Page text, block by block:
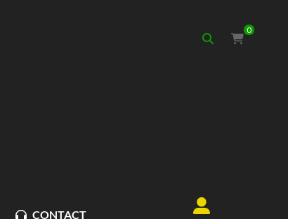
0
CONTACT